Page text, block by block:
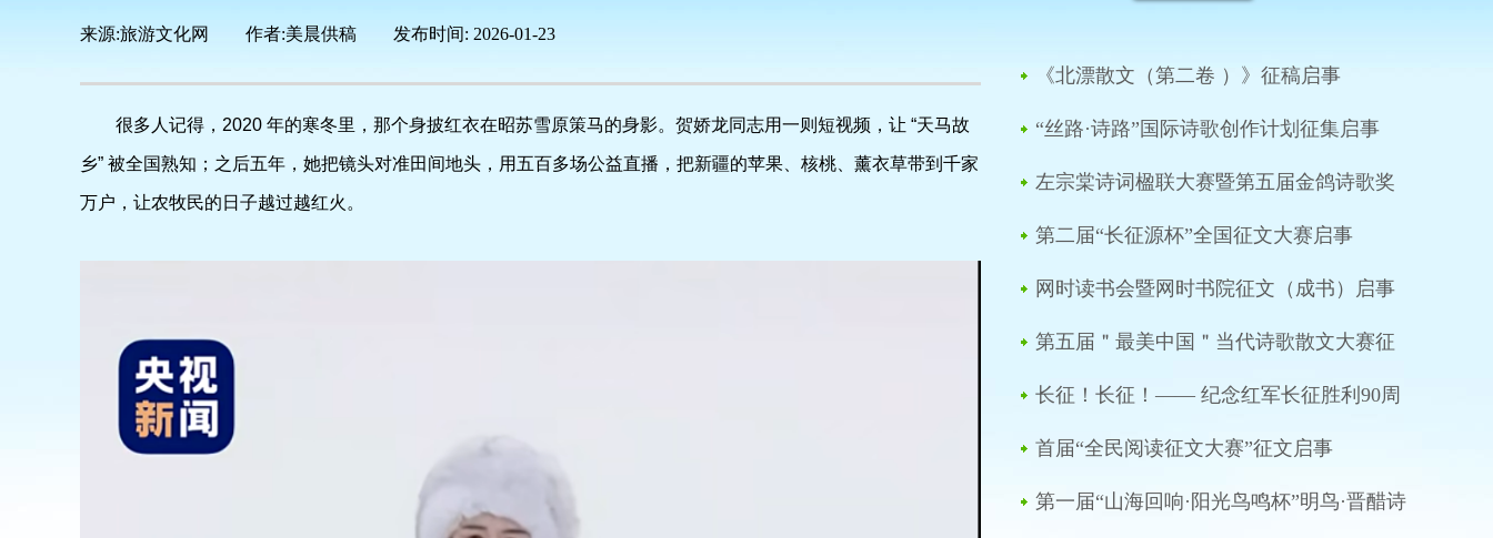
来源:旅游文化网 作者:美晨供稿 发布时间: 2026-01-23
很多人记得，2020 年的寒冬里，那个身披红衣在昭苏雪原策马的身影。贺娇龙同志用一则短视频，让 “天马故
乡” 被全国熟知；之后五年，她把镜头对准田间地头，用五百多场公益直播，把新疆的苹果、核桃、薰衣草带到千家
万户，让农牧民的日子越过越红火。
《北漂散文（第二卷 ）》征稿启事
“丝路·诗路”国际诗歌创作计划征集启事
左宗棠诗词楹联大赛暨第五届金鸽诗歌奖
第二届“长征源杯”全国征文大赛启事
网时读书会暨网时书院征文（成书）启事
第五届＂最美中国＂当代诗歌散文大赛征
长征！长征！—— 纪念红军长征胜利90周
首届“全民阅读征文大赛”征文启事
第一届“山海回响·阳光鸟鸣杯”明鸟·晋醋诗